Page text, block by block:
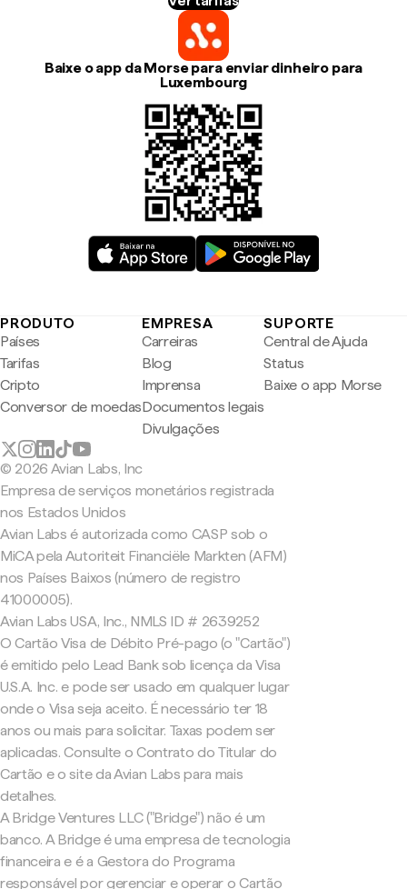
Baixe o app da Morse para enviar dinheiro para
Luxembourg
PRODUTO
Países
Tarifas
Cripto
Conversor de moedas
EMPRESA
Carreiras
Blog
Imprensa
Documentos legais
Divulgações
SUPORTE
Central de Ajuda
Status
Baixe o app Morse
© 2026 Avian Labs, Inc
Empresa de serviços monetários registrada
nos Estados Unidos
Avian Labs é autorizada como CASP sob o
MiCA pela Autoriteit Financiële Markten (AFM)
nos Países Baixos (número de registro
41000005).
Avian Labs USA, Inc., NMLS ID # 2639252
O Cartão Visa de Débito Pré-pago (o "Cartão")
é emitido pelo Lead Bank sob licença da Visa
U.S.A. Inc. e pode ser usado em qualquer lugar
onde o Visa seja aceito. É necessário ter 18
anos ou mais para solicitar. Taxas podem ser
aplicadas. Consulte o Contrato do Titular do
Cartão e o site da Avian Labs para mais
detalhes.
A Bridge Ventures LLC ("Bridge") não é um
banco. A Bridge é uma empresa de tecnologia
financeira e é a Gestora do Programa
responsável por gerenciar e operar o Cartão